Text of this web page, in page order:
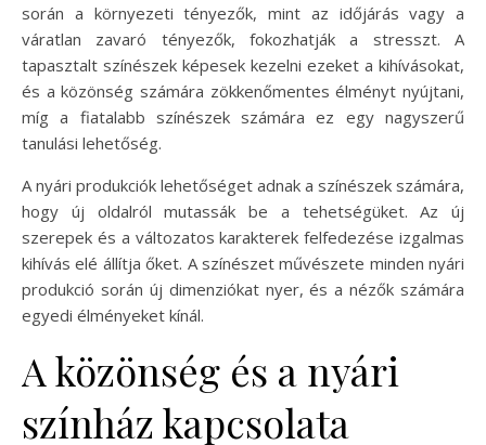
során a környezeti tényezők, mint az időjárás vagy a
váratlan zavaró tényezők, fokozhatják a stresszt. A
tapasztalt színészek képesek kezelni ezeket a kihívásokat,
és a közönség számára zökkenőmentes élményt nyújtani,
míg a fiatalabb színészek számára ez egy nagyszerű
tanulási lehetőség.
A nyári produkciók lehetőséget adnak a színészek számára,
hogy új oldalról mutassák be a tehetségüket. Az új
szerepek és a változatos karakterek felfedezése izgalmas
kihívás elé állítja őket. A színészet művészete minden nyári
produkció során új dimenziókat nyer, és a nézők számára
egyedi élményeket kínál.
A közönség és a nyári
színház kapcsolata